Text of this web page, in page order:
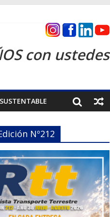
con ustedes
SUSTENTABLE
Nº212